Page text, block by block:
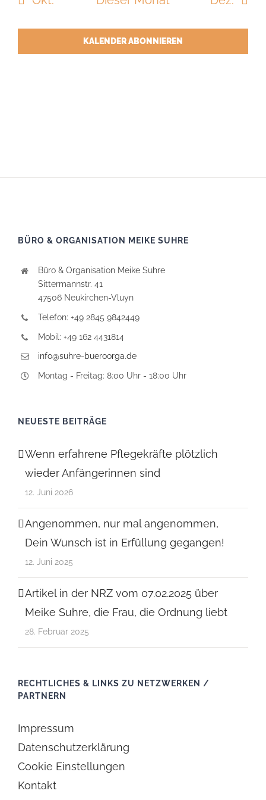
KALENDER ABONNIEREN
BÜRO & ORGANISATION MEIKE SUHRE
Büro & Organisation Meike Suhre
Sittermannstr. 41
47506 Neukirchen-Vluyn
Telefon: +49 2845 9842449
Mobil: +49 162 4431814
info@suhre-bueroorga.de
Montag - Freitag: 8:00 Uhr - 18:00 Uhr
NEUESTE BEITRÄGE
Wenn erfahrene Pflegekräfte plötzlich
wieder Anfängerinnen sind
12. Juni 2026
Angenommen, nur mal angenommen,
Dein Wunsch ist in Erfüllung gegangen!
12. Juni 2025
Artikel in der NRZ vom 07.02.2025 über
Meike Suhre, die Frau, die Ordnung liebt
28. Februar 2025
RECHTLICHES & LINKS ZU NETZWERKEN /
PARTNERN
Impressum
Datenschutzerklärung
Cookie Einstellungen
Kontakt